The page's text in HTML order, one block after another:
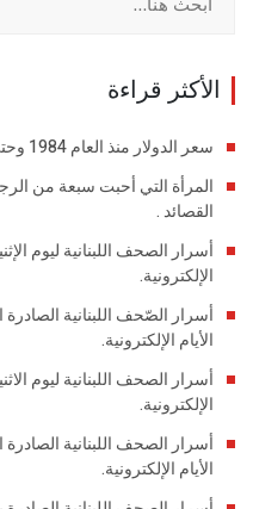
الأكثر قراءة
سعر الدولار منذ العام 1984 وحتى الآن / جريدة الأيام الإلكترونية .
المرأة التي أحبت سبعة من
القصائد .
الإلكترونية.
الأيام الإلكترونية.
الإلكترونية.
الأيام الإلكترونية.